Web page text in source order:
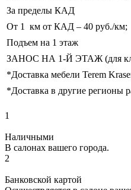
За пределы КАД
От 1 км от КАД – 40 руб./км;
Подъем на 1 этаж
ЗАНОС НА 1-Й ЭТАЖ (для
*Доставка мебели Terem
*Доставка в другие регионы
1
Наличными
В салонах вашего города.
2
Банковской картой